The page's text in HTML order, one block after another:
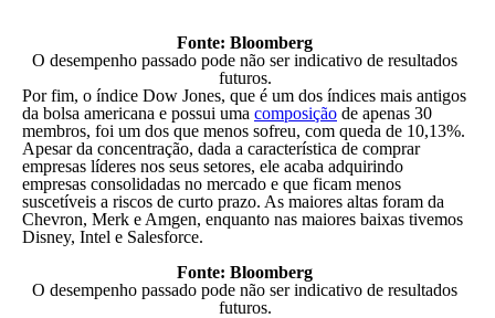
Fonte: Bloomberg
O desempenho passado pode não ser indicativo de resultados
futuros.
Por fim, o índice Dow Jones, que é um dos índices mais antigos
da bolsa americana e possui uma composição de apenas 30
membros, foi um dos que menos sofreu, com queda de 10,13%.
Apesar da concentração, dada a característica de comprar
empresas líderes nos seus setores, ele acaba adquirindo
empresas consolidadas no mercado e que ficam menos
suscetíveis a riscos de curto prazo. As maiores altas foram da
Chevron, Merk e Amgen, enquanto nas maiores baixas tivemos
Disney, Intel e Salesforce.
Fonte: Bloomberg
O desempenho passado pode não ser indicativo de resultados
futuros.